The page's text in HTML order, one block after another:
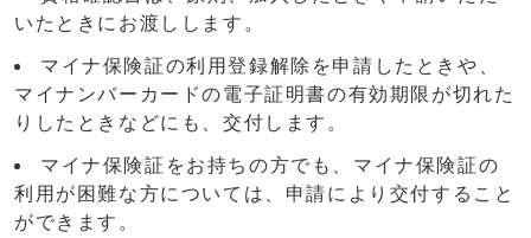
いたときにお渡しします。
マイナ保険証の利用登録解除を申請したときや、
マイナンバーカードの電子証明書の有効期限が切れた
りしたときなどにも、交付します。
マイナ保険証をお持ちの方でも、マイナ保険証の
利用が困難な方については、申請により交付すること
ができます。